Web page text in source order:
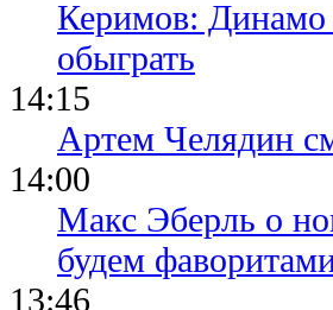
Керимов: Динамо
обыграть
14:15
Артем Челядин
14:00
Макс Эберль о
будем
13:46